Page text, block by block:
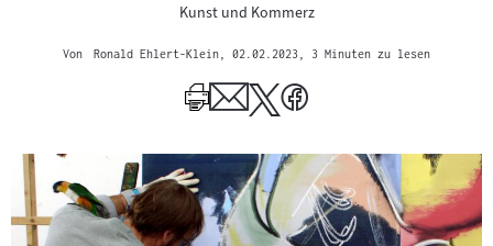
Kunst und Kommerz
Von Ronald Ehlert-Klein , 02.02.2023 , 3 Minuten zu lesen